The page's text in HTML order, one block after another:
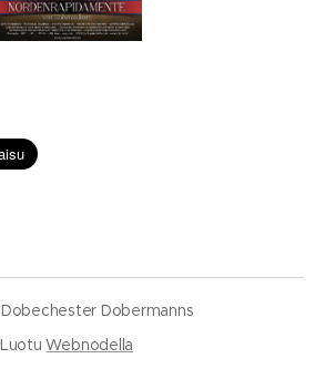
Dobermanns
LuotuWebnodella